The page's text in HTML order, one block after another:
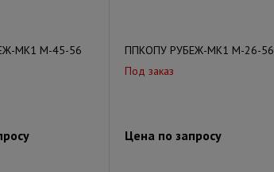
МК1 М-45-56
ППКОПУ РУБЕЖ-МК1 М-26-56
Под заказ
Цена по запросу